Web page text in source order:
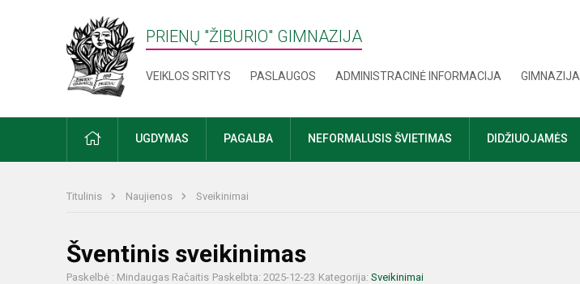
PRIENŲ "ŽIBURIO" GIMNAZIJA
VEIKLOS SRITYS PASLAUGOS ADMINISTRACINĖ INFORMACIJA GIMNAZIJA
PRADŽIAUGDYMAS PAGALBA NEFORMALUSIS ŠVIETIMAS DIDŽIUOJAMĖS
Titulinis Naujienos Sveikinimai
Šventinis sveikinimas
Paskelbė : Mindaugas Račaitis Paskelbta: 2025-12-23 Kategorija: Sveikinimai